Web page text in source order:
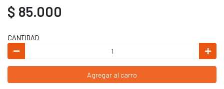
$ 85.000
CANTIDAD
Agregar al carro